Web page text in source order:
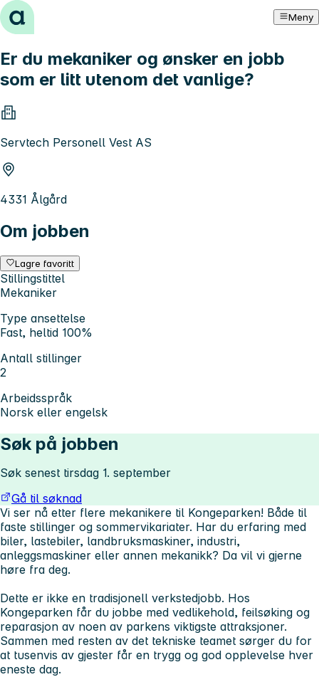
Hopp til innhold Meny
Er du mekaniker og ønsker en jobb
som er litt utenom det vanlige?
Servtech Personell Vest AS
4331 Ålgård
Om jobben
Lagre favoritt
Stillingstittel
Mekaniker
Type ansettelse
Fast, heltid 100%
Antall stillinger
2
Arbeidsspråk
Norsk eller engelsk
Søk på jobben
Søk senest tirsdag 1. september
Gå til søknad
Vi ser nå etter flere mekanikere til Kongeparken! Både til
faste stillinger og sommervikariater. Har du erfaring med
biler, lastebiler, landbruksmaskiner, industri,
anleggsmaskiner eller annen mekanikk? Da vil vi gjerne
høre fra deg.
Dette er ikke en tradisjonell verkstedjobb. Hos
Kongeparken får du jobbe med vedlikehold, feilsøking og
reparasjon av noen av parkens viktigste attraksjoner.
Sammen med resten av det tekniske teamet sørger du for
at tusenvis av gjester får en trygg og god opplevelse hver
eneste dag.